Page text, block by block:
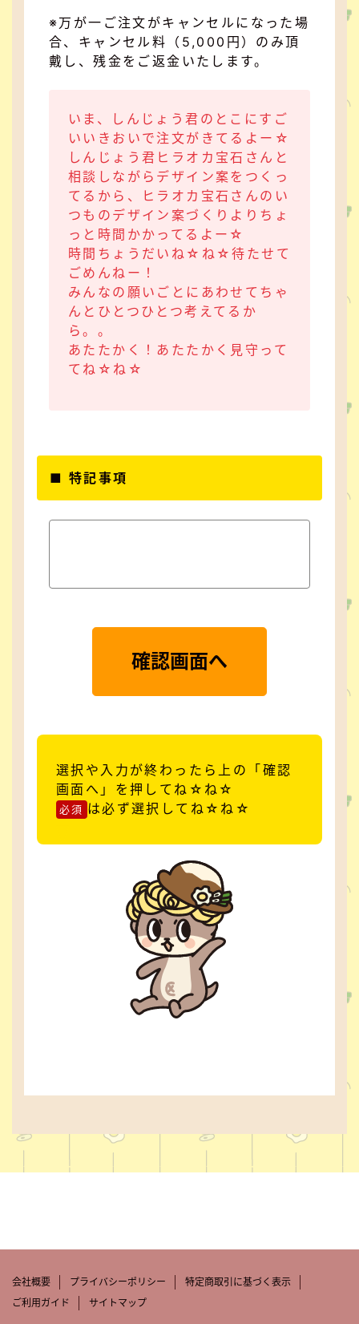
※万が一ご注文がキャンセルになった場
合、キャンセル料（5,000円）のみ頂
戴し、残金をご返金いたします。
いま、しんじょう君のとこにすご
いいきおいで注文がきてるよー☆
しんじょう君ヒラオカ宝石さんと
相談しながらデザイン案をつくっ
てるから、ヒラオカ宝石さんのい
つものデザイン案づくりよりちょ
っと時間かかってるよー☆
時間ちょうだいね☆ね☆待たせて
ごめんねー！
みんなの願いごとにあわせてちゃ
んとひとつひとつ考えてるか
ら。。
あたたかく！あたたかく見守って
てね☆ね☆
■ 特記事項
確認画面へ
選択や入力が終わったら上の「確認
画面へ」を押してね☆ね☆
必須 は必ず選択してね☆ね☆
会社概要 プライバシーポリシー
特定商取引に基づく表示
ご利用ガイド
サイトマップ